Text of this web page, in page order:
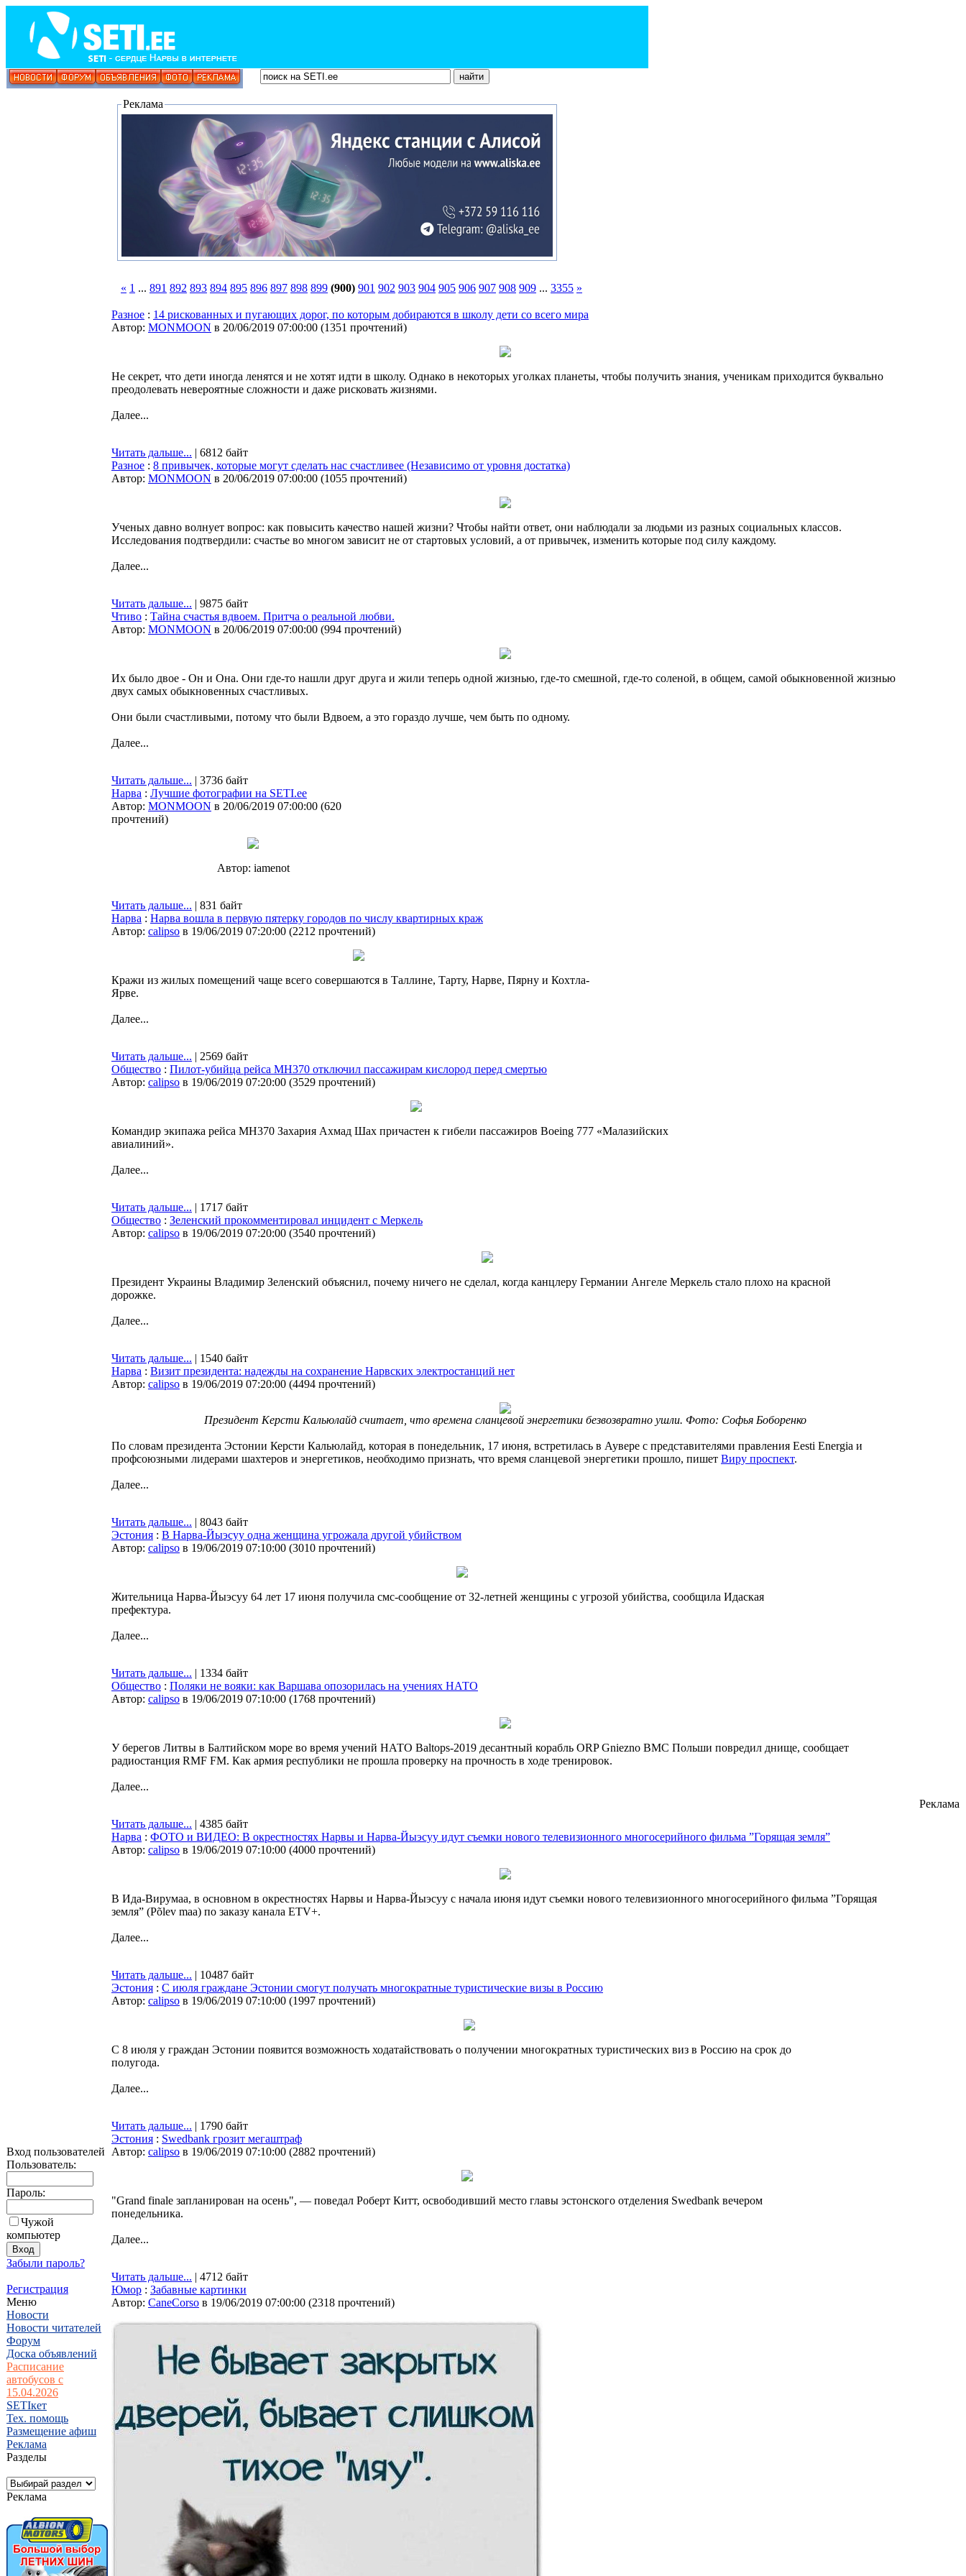
Вход пользователей
Пользователь:
Пароль:
Чужой
компьютер
Забыли пароль?
Регистрация
Меню
Новости
Новости читателей
Форум
Доска объявлений
Расписание
автобусов с
15.04.2026
SETIкет
Тех. помощь
Размещение афиш
Реклама
Разделы
Реклама
Реклама
« 1 ... 891 892 893 894 895 896 897 898 899 (900) 901 902 903 904 905 906 907 908 909 ... 3355 »
Разное : 14 рискованных и пугающих дорог, по которым добираются в школу дети со всего мира
Автор: MONMOON в 20/06/2019 07:00:00 (1351 прочтений)
Не секрет, что дети иногда ленятся и не хотят идти в школу. Однако в некоторых уголках планеты, чтобы получить знания, ученикам приходится буквально
преодолевать невероятные сложности и даже рисковать жизнями.
Далее...
Читать дальше... | 6812 байт
Разное : 8 привычек, которые могут сделать нас счастливее (Независимо от уровня достатка)
Автор: MONMOON в 20/06/2019 07:00:00 (1055 прочтений)
Ученых давно волнует вопрос: как повысить качество нашей жизни? Чтобы найти ответ, они наблюдали за людьми из разных социальных классов.
Исследования подтвердили: счастье во многом зависит не от стартовых условий, а от привычек, изменить которые под силу каждому.
Далее...
Читать дальше... | 9875 байт
Чтиво : Тайна счастья вдвоем. Притча о реальной любви.
Автор: MONMOON в 20/06/2019 07:00:00 (994 прочтений)
Их было двое - Он и Она. Они где-то нашли друг друга и жили теперь одной жизнью, где-то смешной, где-то соленой, в общем, самой обыкновенной жизнью
двух самых обыкновенных счастливых.
Они были счастливыми, потому что были Вдвоем, а это гораздо лучше, чем быть по одному.
Далее...
Читать дальше... | 3736 байт
Нарва : Лучшие фотографии на SETI.ee
Автор: MONMOON в 20/06/2019 07:00:00 (620
прочтений)
Автор: iamenot
Читать дальше... | 831 байт
Нарва : Нарва вошла в первую пятерку городов по числу квартирных краж
Автор: calipso в 19/06/2019 07:20:00 (2212 прочтений)
Кражи из жилых помещений чаще всего совершаются в Таллине, Тарту, Нарве, Пярну и Кохтла-
Ярве.
Далее...
Читать дальше... | 2569 байт
Общество : Пилот-убийца рейса МН370 отключил пассажирам кислород перед смертью
Автор: calipso в 19/06/2019 07:20:00 (3529 прочтений)
Командир экипажа рейса MH370 Захария Ахмад Шах причастен к гибели пассажиров Boeing 777 «Малазийских
авиалиний».
Далее...
Читать дальше... | 1717 байт
Общество : Зеленский прокомментировал инцидент с Меркель
Автор: calipso в 19/06/2019 07:20:00 (3540 прочтений)
Президент Украины Владимир Зеленский объяснил, почему ничего не сделал, когда канцлеру Германии Ангеле Меркель стало плохо на красной
дорожке.
Далее...
Читать дальше... | 1540 байт
Нарва : Визит президента: надежды на сохранение Нарвских электростанций нет
Автор: calipso в 19/06/2019 07:20:00 (4494 прочтений)
Президент Керсти Кальюлайд считает, что времена сланцевой энергетики безвозвратно ушли. Фото: Софья Боборенко
По словам президента Эстонии Керсти Кальюлайд, которая в понедельник, 17 июня, встретилась в Аувере с представителями правления Eesti Energia и
профсоюзными лидерами шахтеров и энергетиков, необходимо признать, что время сланцевой энергетики прошло, пишет Виру проспект.
Далее...
Читать дальше... | 8043 байт
Эстония : В Нарва-Йыэсуу одна женщина угрожала другой убийством
Автор: calipso в 19/06/2019 07:10:00 (3010 прочтений)
Жительница Нарва-Йыэсуу 64 лет 17 июня получила смс-сообщение от 32-летней женщины с угрозой убийства, сообщила Идаская
префектура.
Далее...
Читать дальше... | 1334 байт
Общество : Поляки не вояки: как Варшава опозорилась на учениях НАТО
Автор: calipso в 19/06/2019 07:10:00 (1768 прочтений)
У берегов Литвы в Балтийском море во время учений НАТО Baltops-2019 десантный корабль ORP Gniezno ВМС Польши повредил днище, сообщает
радиостанция RMF FM. Как армия республики не прошла проверку на прочность в ходе тренировок.
Далее...
Читать дальше... | 4385 байт
Нарва : ФОТО и ВИДЕО: В окрестностях Нарвы и Нарва-Йыэсуу идут съемки нового телевизионного многосерийного фильма ”Горящая земля”
Автор: calipso в 19/06/2019 07:10:00 (4000 прочтений)
В Ида-Вирумаа, в основном в окрестностях Нарвы и Нарва-Йыэсуу с начала июня идут съемки нового телевизионного многосерийного фильма ”Горящая
земля” (Põlev maa) по заказу канала ETV+.
Далее...
Читать дальше... | 10487 байт
Эстония : С июля граждане Эстонии смогут получать многократные туристические визы в Россию
Автор: calipso в 19/06/2019 07:10:00 (1997 прочтений)
С 8 июля у граждан Эстонии появится возможность ходатайствовать о получении многократных туристических виз в Россию на срок до
полугода.
Далее...
Читать дальше... | 1790 байт
Эстония : Swedbank грозит мегаштраф
Автор: calipso в 19/06/2019 07:10:00 (2882 прочтений)
"Grand finale запланирован на осень", — поведал Роберт Китт, освободивший место главы эстонского отделения Swedbank вечером
понедельника.
Далее...
Читать дальше... | 4712 байт
Юмор : Забавные картинки
Автор: CaneCorso в 19/06/2019 07:00:00 (2318 прочтений)
Реклама